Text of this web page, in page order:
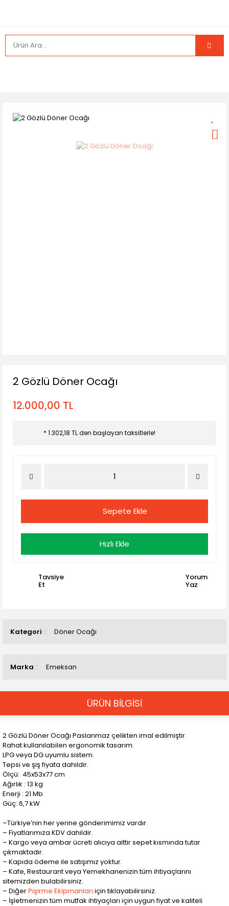
Kategori Döner Ocağı
Marka Emeksan
2 Gözlü Döner Ocağı
12.000,00 TL
* 1.302,18 TL den başlayan taksitlerle!
Sepete Ekle
Hızlı Ekle
Tavsiye
Et
Yorum
Yaz
ÜRÜN BİLGİSİ
2 Gözlü Döner Ocağı Paslanmaz çelikten imal edilmiştir.
Rahat kullanılabilen ergonomik tasarım.
LPG veya DG uyumlu sistem.
Tepsi ve şiş fiyata dahildir.
Ölçü: 45x53x77 cm
Ağırlık : 13 kg
Enerji : 21 Mb
Güç: 6,7 kW
–Türkiye’nin her yerine gönderimimiz vardır.
– Fiyatlarımıza KDV dahildir.
– Kargo veya ambar ücreti alıcıya aittir sepet kısmında tutar
çıkmaktadır.
– Kapıda ödeme ile satışımız yoktur.
– Kafe, Restaurant veya Yemekhanenizin tüm ihtiyaçlarını
sitemizden bulabilirsiniz.
– DiğerPişirme Ekipmanları için tıklayabilirsiniz.
– İşletmenizin tüm mutfak ihtiyaçları için uygun fiyat ve kaliteli